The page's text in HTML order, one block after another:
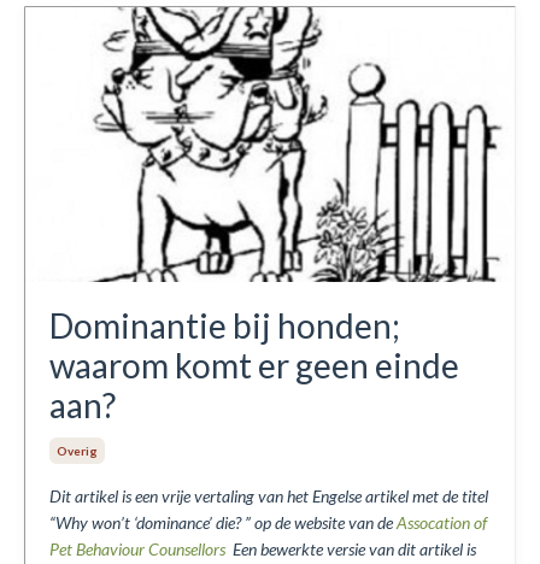
Dominantie bij honden;
waarom komt er geen einde
aan?
Overig
Dit artikel is een vrije vertaling van het Engelse artikel met de titel
“Why won’t ‘dominance’ die? ” op de website van deAssocation of
Pet Behaviour Counsellors Een bewerkte versie van dit artikel is